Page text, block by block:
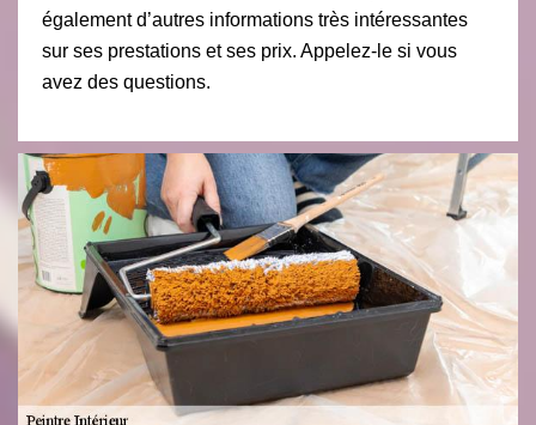
également d’autres informations très intéressantes
sur ses prestations et ses prix. Appelez-le si vous
avez des questions.